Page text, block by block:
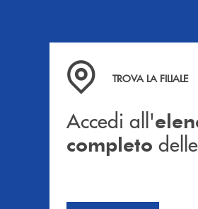
Accedi all' elenco
TROVA LA FILIALE
Accedi all'
completo delle